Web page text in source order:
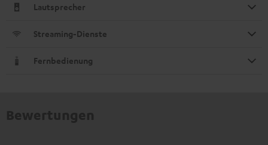
Lautsprecher
Streaming-Dienste
Fernbedienung